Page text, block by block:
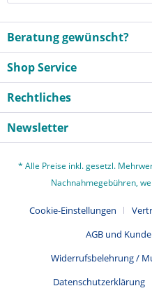
Beratung gewünscht?
Shop Service
Rechtliches
Newsletter
* Alle Preise inkl. gesetzl.
Nachnahmegebühren,
Cookie-Einstellungen
AGB und
Widerrufsbelehrung /
Datenschutzerklärung